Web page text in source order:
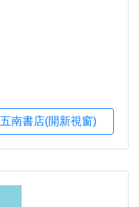
五南書店(開新視窗)